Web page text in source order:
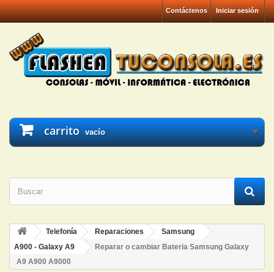
Iniciar sesión
Contáctenos
carrito vacío
Telefonía Reparaciones
Samsung
A900 - Galaxy A9
Reparar o cambiar Bateria Samsung Galaxy
A9 A900 A9000